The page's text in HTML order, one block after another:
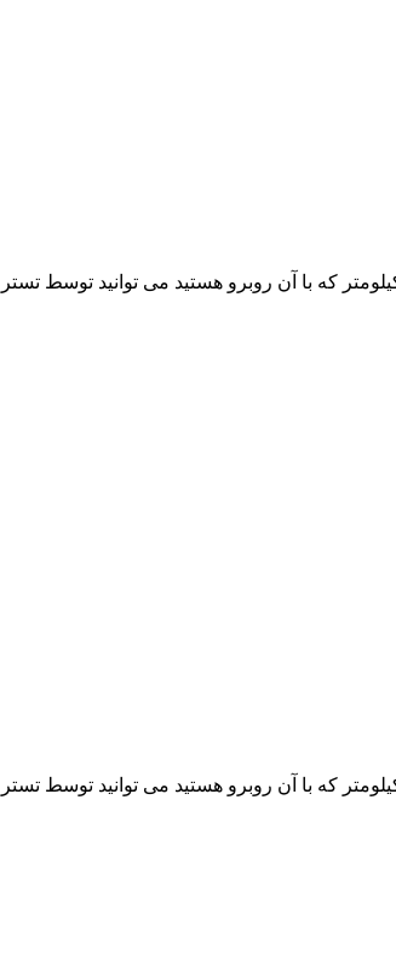
که با آن روبرو هستید می توانید توسط تستر
که با آن روبرو هستید می توانید توسط تستر